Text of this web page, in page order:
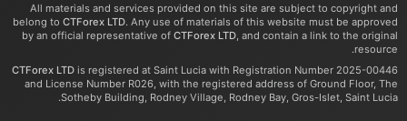
All materials and services provided on this site are subject to copyright and
belong toCTForex LTD . Any use of materials of this website must be approved
by an official representative ofCTForex LTD , and contain a link to the original
resource.
CTForex LTD is registered at Saint Lucia with Registration Number 2025-00446
and License Number R026, with the registered address of Ground Floor, The
Sotheby Building, Rodney Village, Rodney Bay, Gros-Islet, Saint Lucia.